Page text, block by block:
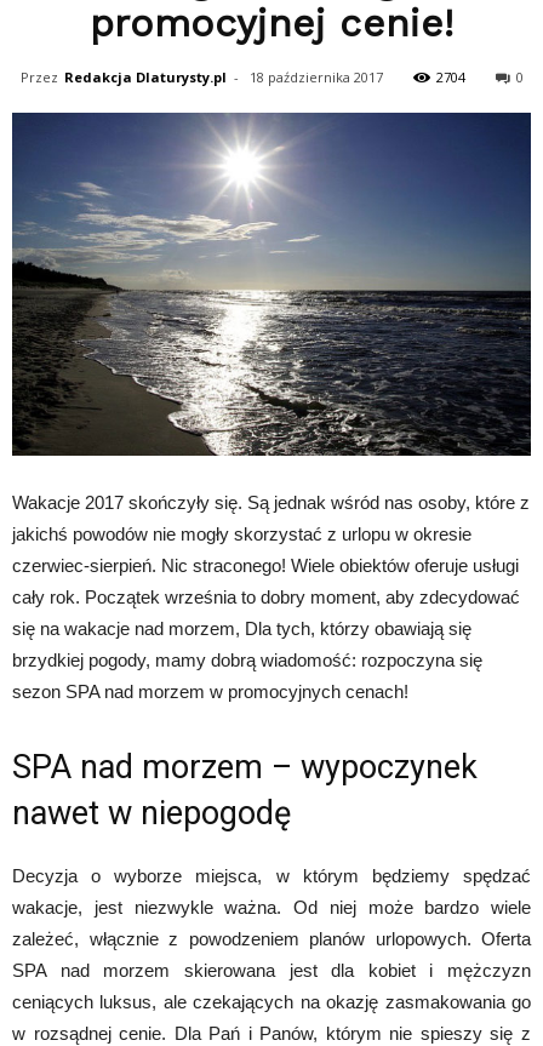
promocyjnej cenie!
Przez Redakcja Dlaturysty.pl - 18 października 2017 2704 0
Wakacje 2017 skończyły się. Są jednak wśród nas osoby, które z
jakichś powodów nie mogły skorzystać z urlopu w okresie
czerwiec-sierpień. Nic straconego! Wiele obiektów oferuje usługi
cały rok. Początek września to dobry moment, aby zdecydować
się na wakacje nad morzem, Dla tych, którzy obawiają się
brzydkiej pogody, mamy dobrą wiadomość: rozpoczyna się
sezon SPA nad morzem w promocyjnych cenach!
SPA nad morzem – wypoczynek
nawet w niepogodę
Decyzja o wyborze miejsca, w którym będziemy spędzać
wakacje, jest niezwykle ważna. Od niej może bardzo wiele
zależeć, włącznie z powodzeniem planów urlopowych. Oferta
SPA nad morzem skierowana jest dla kobiet i mężczyzn
ceniących luksus, ale czekających na okazję zasmakowania go
w rozsądnej cenie. Dla Pań i Panów, którym nie spieszy się z